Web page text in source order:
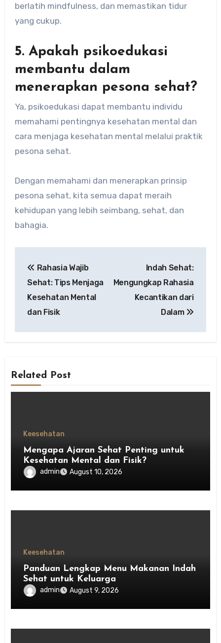
berlatih mindfulness, dan memastikan tidur
yang cukup.
5. Apakah psikoedukasi
membantu dalam
menerapkan pesona sehat?
Ya, psikoedukasi dapat membantu individu
memahami pentingnya kesehatan mental dan
cara menjaga kesehatan mental melalui praktik
pesona sehat.
Dengan memahami dan menerapkan prinsip
pesona sehat, kita semua dapat meraih
kehidupan yang lebih seimbang, sehat, dan
bahagia.
navigation
Rahasia Wajib
Sehat: Tips Menjaga
Kesehatan Mental
dan Fisik
Indah Sehat:
Mengungkap Rahasia
Kecantikan dari
Dalam
Related Post
Keesehatan
Mengapa Ajaran Sehat Penting untuk
Kesehatan Mental dan Fisik?
admin August 10, 2026
Keesehatan
Panduan Lengkap Menu Makanan Indah
Sehat untuk Keluarga
admin August 9, 2026